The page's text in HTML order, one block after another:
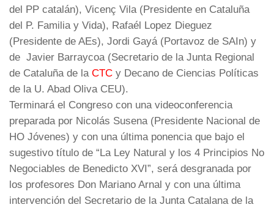
del PP catalán), Vicenç Vila (Presidente en Cataluña
del P. Familia y Vida), Rafaél Lopez Dieguez
(Presidente de AEs), Jordi Gayá (Portavoz de SAIn) y
de Javier Barraycoa (Secretario de la Junta Regional
de Cataluña de la CTC y Decano de Ciencias Políticas
de la U. Abad Oliva CEU).
Terminará el Congreso con una videoconferencia
preparada por Nicolás Susena (Presidente Nacional de
HO Jóvenes) y con una última ponencia que bajo el
sugestivo título de “La Ley Natural y los 4 Principios No
Negociables de Benedicto XVI”, será desgranada por
los profesores Don Mariano Arnal y con una última
intervención del Secretario de la Junta Catalana de la